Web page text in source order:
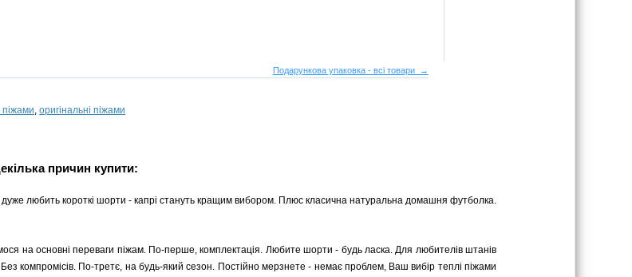
Подарункова упаковка - всі товари →
піжами, оригінальні піжами
причин купити:
дуже любить короткі шорти - капрі стануть кращим вибором. Плюс класична натуральна домашня футболка.
на основні переваги піжам. По-перше, комплектація. Любите шорти - будь ласка. Для любителів штанів
Без компромісів. По-третє, на будь-який сезон. Постійно мерзнете - немає проблем, Ваш вибір теплі піжами